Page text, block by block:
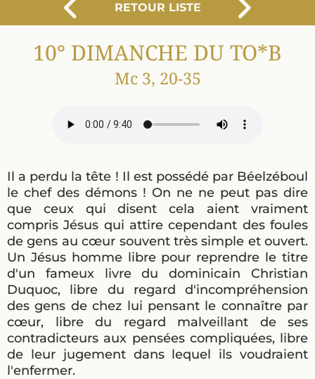
PRÉCÉDENT
RETOUR LISTE
10° DIMANCHE DU TO*B
Mc 3, 20-35
Il a perdu la tête ! Il est possédé par Béelzéboul
le chef des démons ! On ne ne peut pas dire
que ceux qui disent cela aient vraiment
compris Jésus qui attire cependant des foules
de gens au cœur souvent très simple et ouvert.
Un Jésus homme libre pour reprendre le titre
d'un fameux livre du dominicain Christian
Duquoc, libre du regard d'incompréhension
des gens de chez lui pensant le connaître par
cœur, libre du regard malveillant de ses
contradicteurs aux pensées compliquées, libre
de leur jugement dans lequel ils voudraient
l'enfermer.